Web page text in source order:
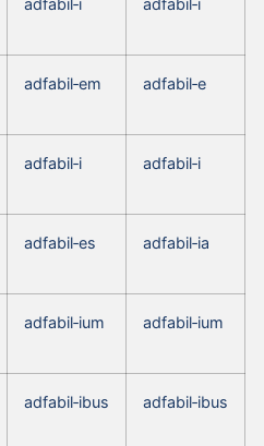
adfabil‑em adfabil‑e
adfabil‑i adfabil‑i
adfabil‑es adfabil‑ia
adfabil‑ium adfabil‑ium
adfabil‑ibus adfabil‑ibus